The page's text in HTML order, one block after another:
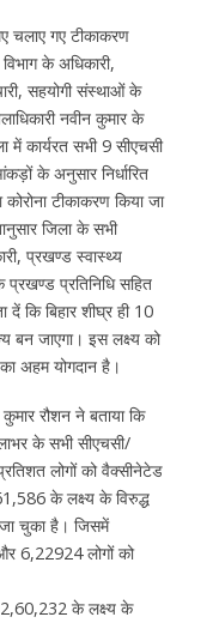
चलाए गए टीकाकरण
के अधिकारी,
सहयोगी संस्थाओं के
नवीन कुमार के
में कार्यरत सभी 9 सीएचसी
के अनुसार निर्धारित
टीकाकरण किया जा
जिला के सभी
प्रखण्ड स्वास्थ्य
प्रतिनिधि सहित
दें कि बिहार शीघ्र ही 10
बन जाएगा। इस लक्ष्य को
अहम योगदान है।
रौशन ने बताया कि
के सभी सीएचसी/
लोगों को वैक्सीनेटेड
के लक्ष्य के विरुद्ध
चुका है। जिसमें
6,22924 लोगों को
2,60,232 के लक्ष्य के